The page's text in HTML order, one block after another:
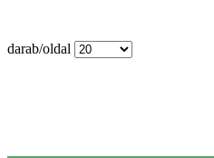
darab/oldal